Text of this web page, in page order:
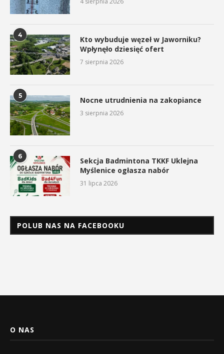
4
Kto wybuduje węzeł w Jaworniku?
Wpłynęło dziesięć ofert
7 sierpnia 2026
5 Nocne utrudnienia na zakopiance
3 sierpnia 2026
6
Sekcja Badmintona TKKF Uklejna
Myślenice ogłasza nabór
31 lipca 2026
POLUB NAS NA FACEBOOKU
O NAS